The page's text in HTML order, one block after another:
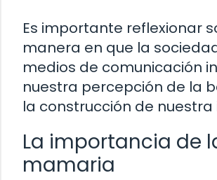
Es importante reflexionar
manera en que la
medios de comunicación
nuestra percepción de la
la construcción de
La importancia de
mamaria